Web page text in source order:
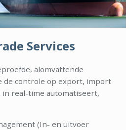
Services
alomvattende
de controle op export, import
real-time automatiseert,
(In- en uitvoer